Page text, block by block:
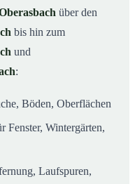
über den
bis hin zum
und
:
Böden, Oberflächen
Fenster, Wintergärten,
Laufspuren,